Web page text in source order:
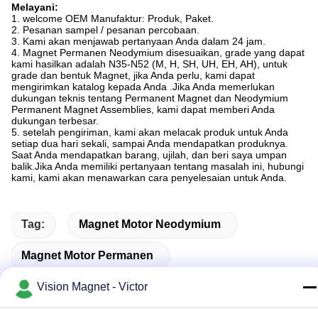
Melayani:
1. welcome OEM Manufaktur: Produk, Paket.
2. Pesanan sampel / pesanan percobaan.
3. Kami akan menjawab pertanyaan Anda dalam 24 jam.
4. Magnet Permanen Neodymium disesuaikan, grade yang dapat
kami hasilkan adalah N35-N52 (M, H, SH, UH, EH, AH), untuk
grade dan bentuk Magnet, jika Anda perlu, kami dapat
mengirimkan katalog kepada Anda .Jika Anda memerlukan
dukungan teknis tentang Permanent Magnet dan Neodymium
Permanent Magnet Assemblies, kami dapat memberi Anda
dukungan terbesar.
5. setelah pengiriman, kami akan melacak produk untuk Anda
setiap dua hari sekali, sampai Anda mendapatkan produknya.
Saat Anda mendapatkan barang, ujilah, dan beri saya umpan
balik.Jika Anda memiliki pertanyaan tentang masalah ini, hubungi
kami, kami akan menawarkan cara penyelesaian untuk Anda.
Tag: Magnet Motor Neodymium
Magnet Motor Permanen
Magnet Permanen Neodymium Untuk Motor
Vision Magnet - Victor